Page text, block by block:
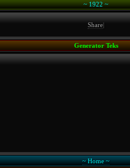
~ 1922 ~
Share|
Generator Teks
~ Home ~